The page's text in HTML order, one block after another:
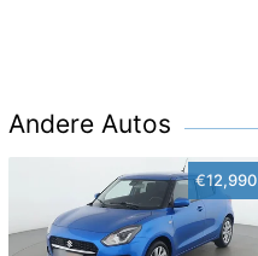
Andere Autos
€12,990